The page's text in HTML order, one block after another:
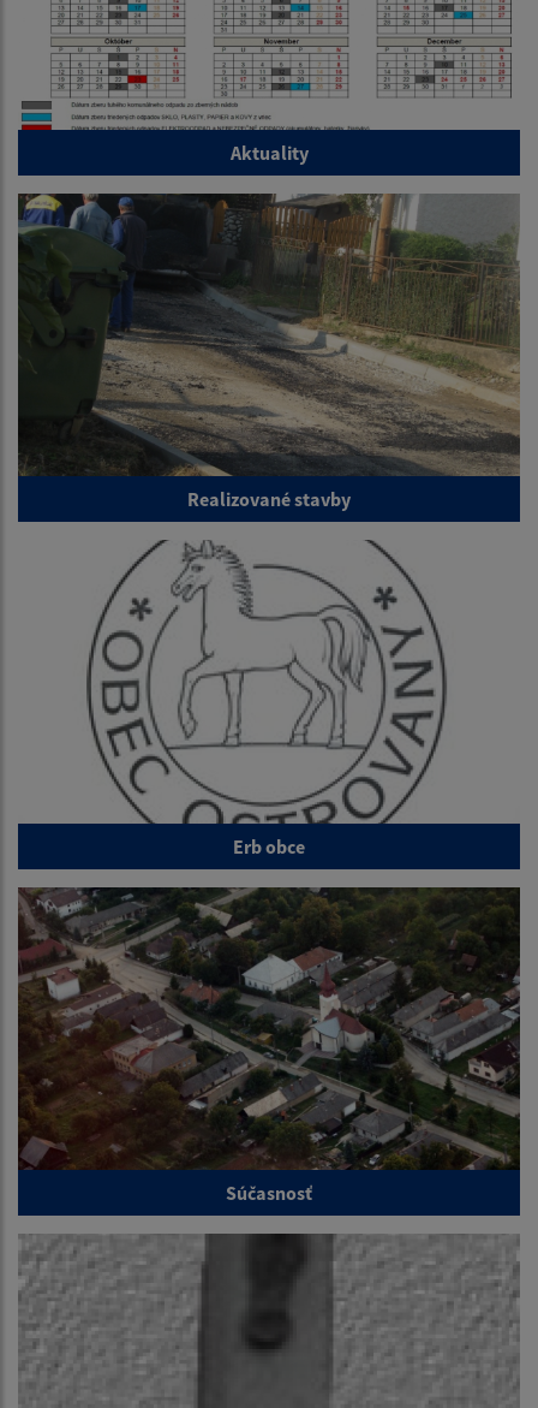
Aktuality
Realizované stavby
Erb obce
Súčasnosť